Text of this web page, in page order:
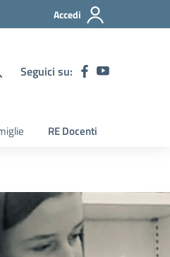
Accedi
Seguici su:
RE Docenti